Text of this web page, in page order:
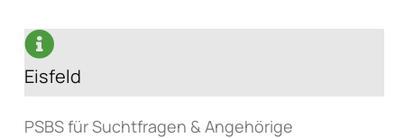
Eisfeld
PSBS für Suchtfragen & Angehörige